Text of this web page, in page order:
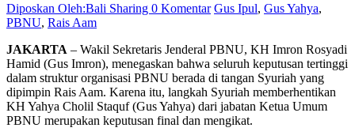
Diposkan Oleh:Bali Sharing 0 Komentar Gus Ipul, Gus Yahya,
PBNU, Rais Aam
JAKARTA – Wakil Sekretaris Jenderal PBNU, KH Imron Rosyadi
Hamid (Gus Imron), menegaskan bahwa seluruh keputusan tertinggi
dalam struktur organisasi PBNU berada di tangan Syuriah yang
dipimpin Rais Aam. Karena itu, langkah Syuriah memberhentikan
KH Yahya Cholil Staquf (Gus Yahya) dari jabatan Ketua Umum
PBNU merupakan keputusan final dan mengikat.